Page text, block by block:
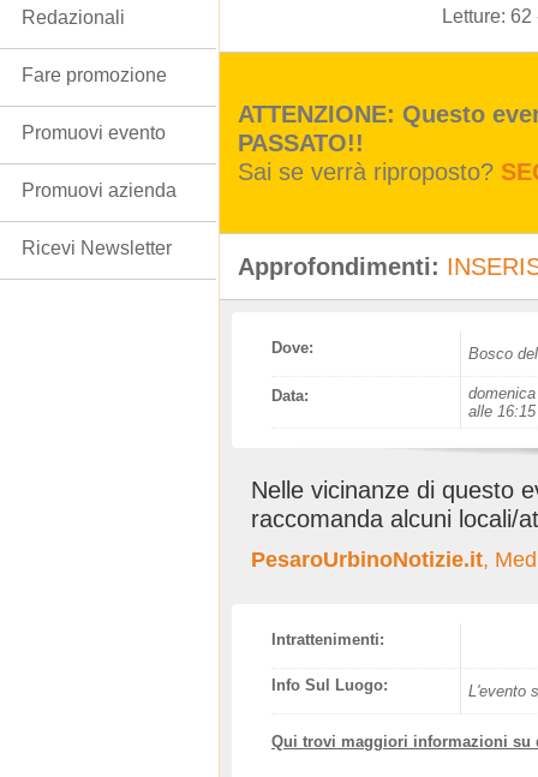
Letture: 62
ATTENZIONE: Questo
PASSATO!!
Sai se verrà riproposto?
Approfondimenti:
Dove: Bosco
Data:
alle 16:15
Nelle vicinanze di questo
raccomanda alcuni locali/
PesaroUrbinoNotizie.it,
Intrattenimenti:
Info Sul Luogo: L'evento
Qui trovi maggiori informazioni su
Redazionali
Fare promozione
Promuovi evento
Promuovi azienda
Ricevi Newsletter